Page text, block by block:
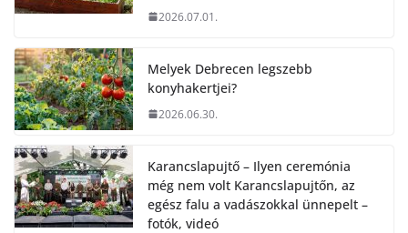
2026.07.01.
Melyek Debrecen legszebb
konyhakertjei?
2026.06.30.
Karancslapujtő – Ilyen ceremónia
még nem volt Karancslapujtőn, az
egész falu a vadászokkal ünnepelt –
fotók, videó